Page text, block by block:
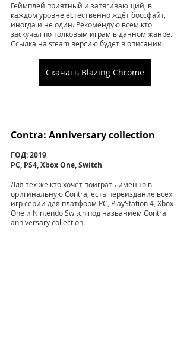
Геймплей приятный и затягивающий, в
каждом уровне естественно ждёт боссфайт,
иногда и не один. Рекомендую всем кто
заскучал по толковым играм в данном жанре.
Ссылка на steam версию будет в описании.
Скачать Blazing Chrome
Contra: Anniversary collection
ГОД: 2019
PC, PS4, Xbox One, Switch
Для тех же кто хочет поиграть именно в
оригинальную Contra, есть переиздание всех
игр серии для платформ PC, PlayStation 4, Xbox
One и Nintendo Switch под названием Contra
anniversary collection.